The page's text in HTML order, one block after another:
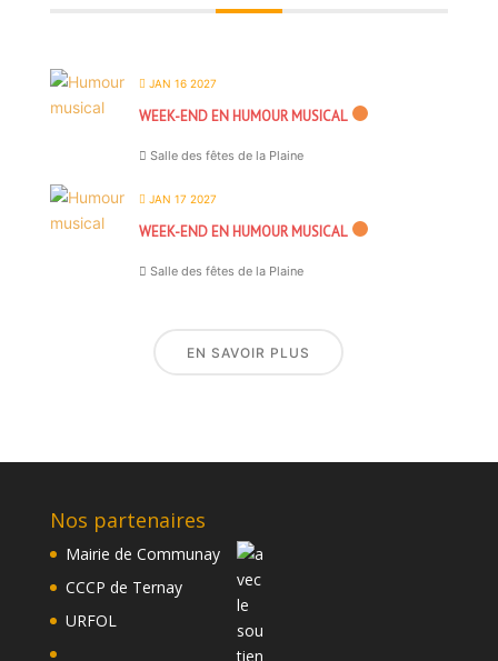
JAN 16 2027
WEEK-END EN HUMOUR MUSICAL
Salle des fêtes de la Plaine
JAN 17 2027
WEEK-END EN HUMOUR MUSICAL
Salle des fêtes de la Plaine
EN SAVOIR PLUS
Nos partenaires
Mairie de Communay
CCCP de Ternay
URFOL